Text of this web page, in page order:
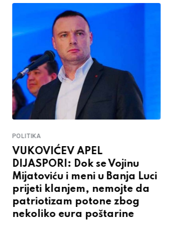
POLITIKA
VUKOVIĆEV APEL
DIJASPORI: Dok se Vojinu
Mijatoviću i meni u Banja Luci
prijeti klanjem, nemojte da
patriotizam potone zbog
nekoliko eura poštarine